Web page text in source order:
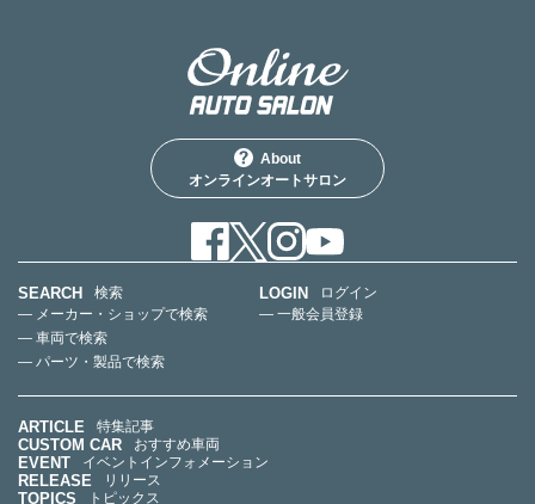
About
オンラインオートサロン
SEARCH
検索
— メーカー・ショップで検索
— 車両で検索
— パーツ・製品で検索
LOGIN
ログイン
— 一般会員登録
ARTICLE 特集記事
CUSTOM CAR おすすめ車両
EVENT イベントインフォメーション
RELEASE リリース
TOPICS トピックス